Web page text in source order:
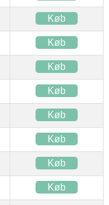
Køb
Køb
Køb
Køb
Køb
Køb
Køb
Køb